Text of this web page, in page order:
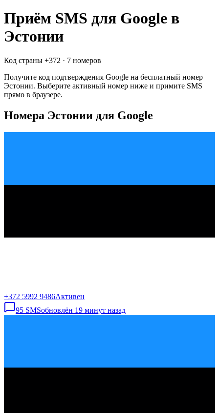
Приём SMS для Google в
Эстонии
Код страны +372 · 7 номеров
Получите код подтверждения Google на бесплатный номер
Эстонии. Выберите активный номер ниже и примите SMS
прямо в браузере.
Номера Эстонии для Google
+372 5992 9486Активен
95 SMSобновлён 19 минут назад